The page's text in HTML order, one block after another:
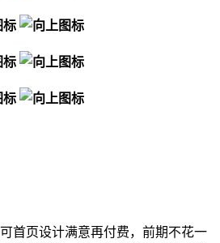
首页设计满意再付费，前期不花一